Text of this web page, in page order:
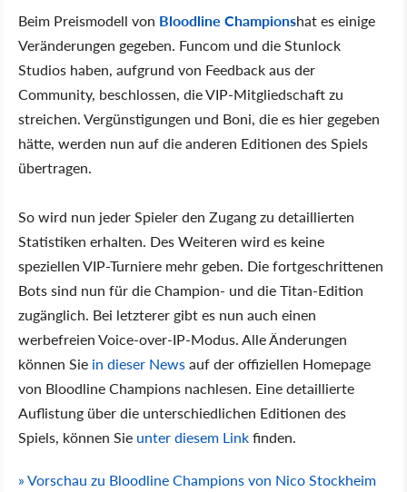
Beim Preismodell von Bloodline Championshat es einige
Veränderungen gegeben. Funcom und die Stunlock
Studios haben, aufgrund von Feedback aus der
Community, beschlossen, die VIP-Mitgliedschaft zu
streichen. Vergünstigungen und Boni, die es hier gegeben
hätte, werden nun auf die anderen Editionen des Spiels
übertragen.
So wird nun jeder Spieler den Zugang zu detaillierten
Statistiken erhalten. Des Weiteren wird es keine
speziellen VIP-Turniere mehr geben. Die fortgeschrittenen
Bots sind nun für die Champion- und die Titan-Edition
zugänglich. Bei letzterer gibt es nun auch einen
werbefreien Voice-over-IP-Modus. Alle Änderungen
können Sie in dieser Newsauf der offiziellen Homepage
von Bloodline Champions nachlesen. Eine detaillierte
Auflistung über die unterschiedlichen Editionen des
Spiels, können Sie unter diesem Linkfinden.
» Vorschau zu Bloodline Champions von Nico Stockheim